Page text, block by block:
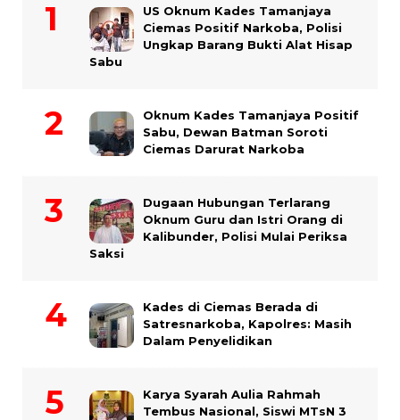
US Oknum Kades Tamanjaya
Ciemas Positif Narkoba, Polisi
Ungkap Barang Bukti Alat Hisap
Sabu
Oknum Kades Tamanjaya Positif
Sabu, Dewan Batman Soroti
Ciemas Darurat Narkoba
Dugaan Hubungan Terlarang
Oknum Guru dan Istri Orang di
Kalibunder, Polisi Mulai Periksa
Saksi
Kades di Ciemas Berada di
Satresnarkoba, Kapolres: Masih
Dalam Penyelidikan
Karya Syarah Aulia Rahmah
Tembus Nasional, Siswi MTsN 3